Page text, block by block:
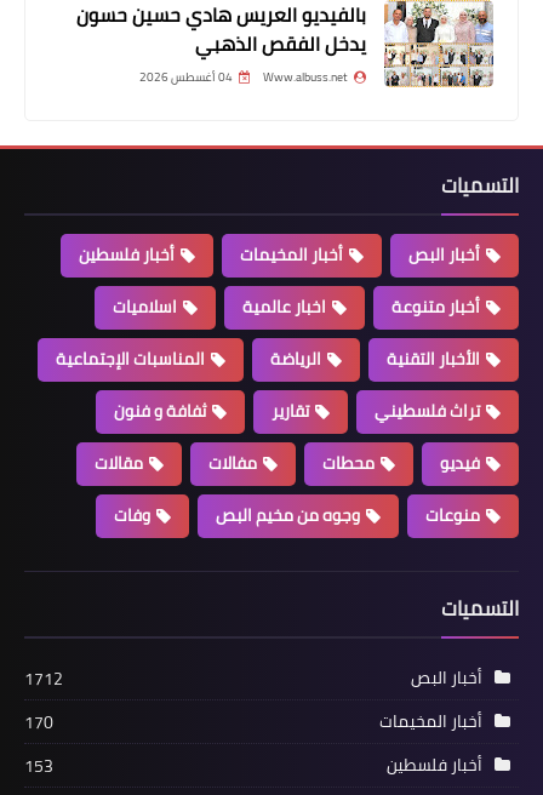
الأخبار التقنية
سامسونغ غالاكسي؟
منوعات
الهجرة… حلم الشبان في مخيم عين
الحلوة
بالفيديو العريس هادي حسين حسون
يدخل الفقص الذهبي
Www.albuss.net 04 أغسطس 2026
التسميات
أخبار البص أخبار المخيمات
أخبار فلسطين
أخبار متنوعة
اخبار عالمية
اسلاميات
الأخبار التقنية
الرياضة
المناسبات الإجتماعية
تراث فلسطيني
تقارير
ثفافة و فنون
فيديو
محطات مفالات
مقالات
منوعات
وجوه من مخيم البص وفات
التسميات
أخبار البص
1712
أخبار المخيمات
170
أخبار فلسطين
153